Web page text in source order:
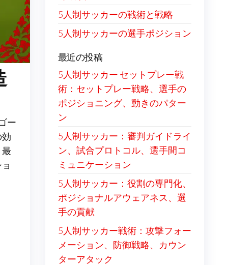
ー
5人制サッカーの戦術と戦略
5人制サッカーの選手ポジション
最近の投稿
5人制サッカー セットプレー戦
術：セットプレー戦略、選手の
ポジショニング、動きのパター
ン
5人制サッカー：審判ガイドライ
ン、試合プロトコル、選手間コ
ミュニケーション
5人制サッカー：役割の専門化、
ポジショナルアウェアネス、選
手の貢献
5人制サッカー戦術：攻撃フォー
メーション、防御戦略、カウン
ターアタック